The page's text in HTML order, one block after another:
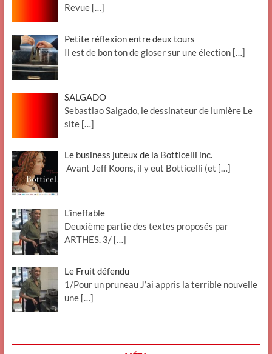
Revue […]
Petite réflexion entre deux tours
Il est de bon ton de gloser sur une élection […]
SALGADO
Sebastiao Salgado, le dessinateur de lumière Le
site […]
Le business juteux de la Botticelli inc.
Avant Jeff Koons, il y eut Botticelli (et […]
L’ineffable
Deuxième partie des textes proposés par
ARTHES. 3/ […]
Le Fruit défendu
1/Pour un pruneau J’ai appris la terrible nouvelle
une […]